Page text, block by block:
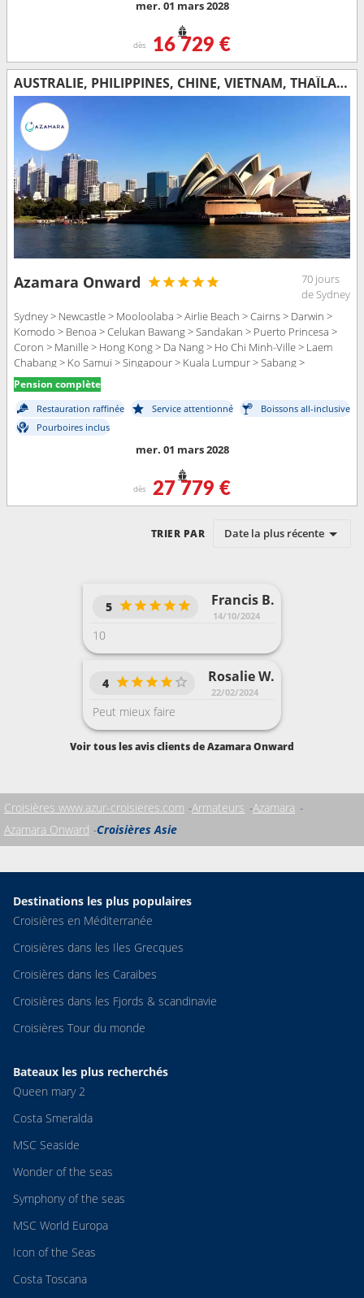
mer. 01 mars 2028
dès 16 729 €
AUSTRALIE, PHILIPPINES, CHINE, VIETNAM, THAÏLANDE, SINGAPOUR, MALAISIE, INDONÉSIE, SRI LANKA, INDE, MALDIVES, MAURICE, FRANCE, MADAGASCAR, AFRIQUE DU SUD
Azamara Onward
70 jours
de Sydney
Sydney > Newcastle > Mooloolaba > Airlie Beach > Cairns > Darwin >
Komodo > Benoa > Celukan Bawang > Sandakan > Puerto Princesa >
Coron > Manille > Hong Kong > Da Nang > Ho Chi Minh-Ville > Laem
Chabang > Ko Samui > Singapour > Kuala Lumpur > Sabang >
Hambantota > Colombo > Cochin > Male > Port Louis > Pointe des
Galets > Taolagnao > Richards Bay > Durban > Port Elisabeth > Cape
Town
Pension complète
Restauration raffinée Service attentionné
Boissons all-inclusive
Pourboires inclus
mer. 01 mars 2028
dès 27 779 €
TRIER PAR Date la plus récente
Francis B.
14/10/2024
5
10
Rosalie W.
22/02/2024
4
Peut mieux faire
Voir tous les avis clients de Azamara Onward
Croisières www.azur-croisieres.com Armateurs Azamara
Azamara Onward Croisières Asie
Destinations les plus populaires
Croisières en Méditerranée
Croisières dans les Iles Grecques
Croisières dans les Caraibes
Croisières dans les Fjords & scandinavie
Croisières Tour du monde
Bateaux les plus recherchés
Queen mary 2
Costa Smeralda
MSC Seaside
Wonder of the seas
Symphony of the seas
MSC World Europa
Icon of the Seas
Costa Toscana